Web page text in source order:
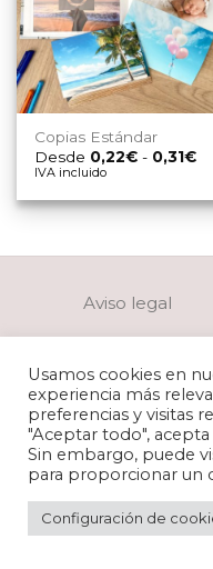
Copias Estándar
Desde 0,22€ - 0,31€
IVA incluido
Aviso legal
Usamos cookies en
experiencia más
preferencias y visitas
"Aceptar todo", acepta
Sin embargo, puede
para proporcionar un
Configuración de